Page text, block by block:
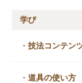
学び
・技法コンテン
・道具の使い方